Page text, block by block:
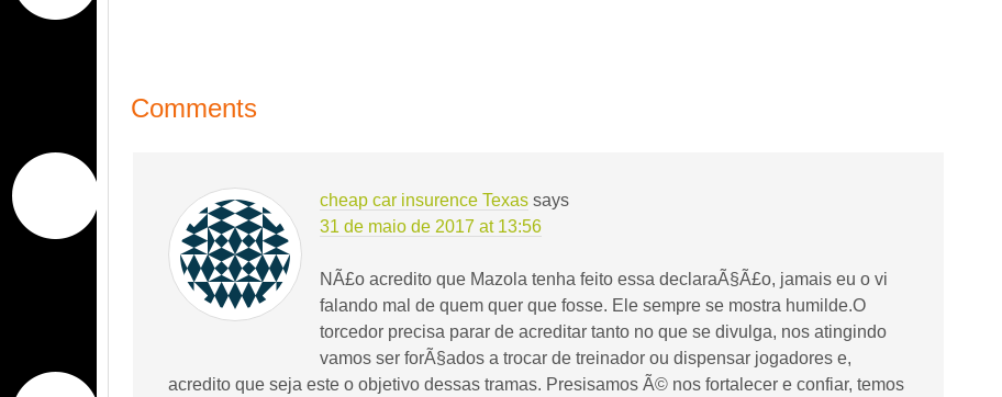
Comments
cheap car insurence Texas says
31 de maio de 2017 at 13:56
NÃ£o acredito que Mazola tenha feito essa declaraÃ§Ã£o, jamais eu o vi
falando mal de quem quer que fosse. Ele sempre se mostra humilde.O
torcedor precisa parar de acreditar tanto no que se divulga, nos atingindo
vamos ser forÃ§ados a trocar de treinador ou dispensar jogadores e,
acredito que seja este o objetivo dessas tramas. Presisamos Ã© nos fortalecer e confiar, temos